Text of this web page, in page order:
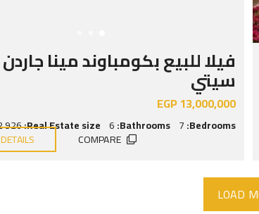
فيلا للبيع بكومباوند مينا جاردن
سيتي
EGP 13,000,000
Bedrooms:
7
Bathrooms:
6
Real Estate size:
926 m2
COMPARE
DETAILS
LOAD